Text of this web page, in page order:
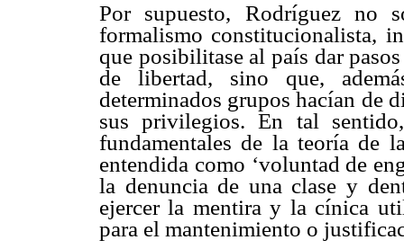
Por supuesto, Rodríguez no
formalismo constitucionalista,
que posibilitase al país dar
de libertad, sino que,
determinados grupos hacían de
sus privilegios. En tal
fundamentales de la teoría de
entendida como ‘voluntad de
la denuncia de una clase y
ejercer la mentira y la cínica
para el mantenimiento o